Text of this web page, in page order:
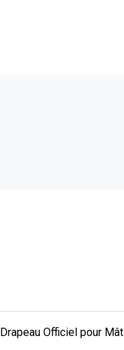
Drapeau Officiel pour Mât